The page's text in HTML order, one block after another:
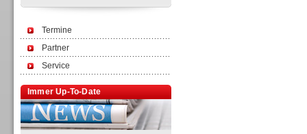
Termine
Partner
Service
Immer Up-To-Date